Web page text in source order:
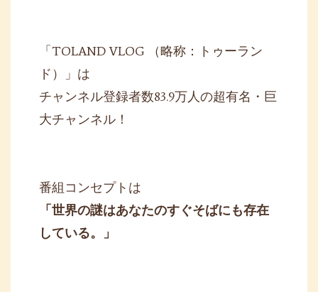
「TOLAND VLOG （略称：トゥーラン
ド）」は
チャンネル登録者数83.9万人の超有名・巨
大チャンネル！
番組コンセプトは
「世界の謎はあなたのすぐそばにも存在
している。」